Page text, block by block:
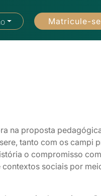
Matricule-se
na proposta
tanto com os campi
o compromisso
sociais por